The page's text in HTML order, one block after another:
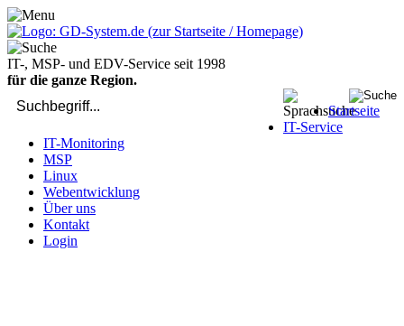
IT-, MSP- und EDV-Service seit 1998
für die ganze Region.
Startseite
IT-Service
IT-Monitoring
MSP
Linux
Webentwicklung
Über uns
Kontakt
Login